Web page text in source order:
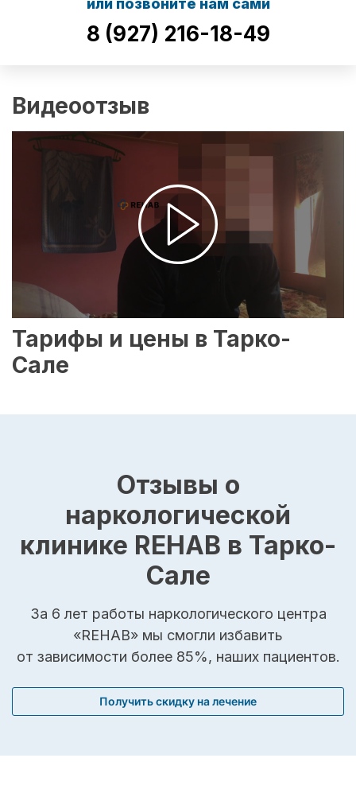
или позвоните нам сами
8 (927) 216-18-49
Видеоотзыв
Тарифы и цены в Тарко-
Сале
Отзывы о
наркологической
клинике REHAB в Тарко-
Сале
За 6 лет работы наркологического центра
«REHAB» мы смогли избавить
от зависимости более 85%, наших пациентов.
Получить скидку на лечение